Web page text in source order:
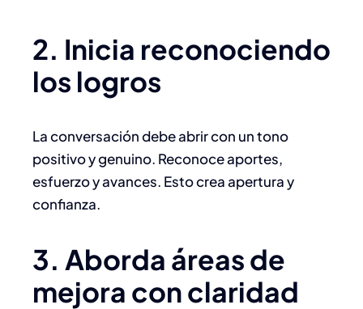
2. Inicia reconociendo
los logros
La conversación debe abrir con un tono
positivo y genuino. Reconoce aportes,
esfuerzo y avances. Esto crea apertura y
confianza.
3. Aborda áreas de
mejora con claridad